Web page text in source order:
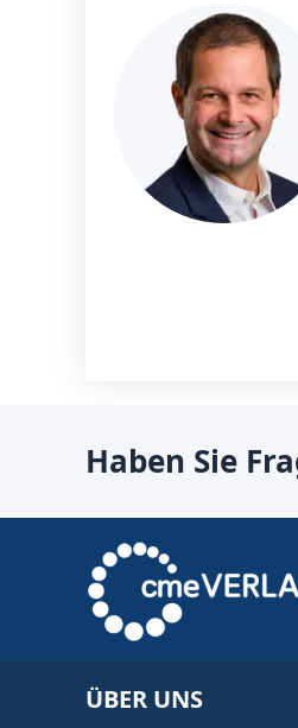
Haben Sie
ÜBER UNS